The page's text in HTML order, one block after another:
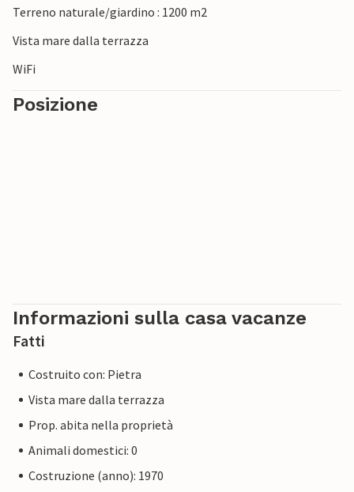
Terreno naturale/giardino : 1200 m2
Vista mare dalla terrazza
WiFi
Posizione
Informazioni sulla casa vacanze
Fatti
Costruito con: Pietra
Vista mare dalla terrazza
Prop. abita nella proprietà
Animali domestici: 0
Costruzione (anno): 1970